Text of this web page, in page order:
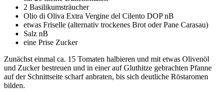
2 Basilikumsträucher
Olio di Oliva Extra Vergine del Cilento DOP nB
etwas Friselle (alternativ trockenes Brot oder Pane Carasau)
Salz nB
eine Prise Zucker
Zunächst einmal ca. 15 Tomaten halbieren und mit etwas Olivenöl
und Zucker bestreuen und in einer auf Gluthitze gebrachten Pfanne
auf der Schnittseite scharf anbraten, bis sich deutliche Röstaromen
bilden.